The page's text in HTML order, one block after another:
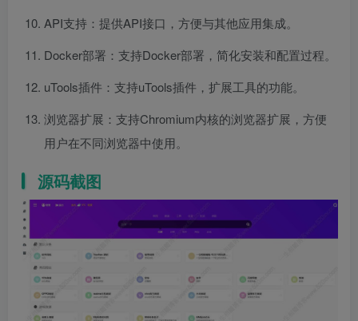
API支持：提供API接口，方便与其他应用集成。
Docker部署：支持Docker部署，简化安装和配置过程。
uTools插件：支持uTools插件，扩展工具的功能。
浏览器扩展：支持Chromium内核的浏览器扩展，方便
用户在不同浏览器中使用。
源码截图